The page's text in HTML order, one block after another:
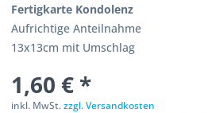
Fertigkarte Kondolenz
Aufrichtige Anteilnahme
13x13cm mit Umschlag
1,60 € *
inkl. MwSt.zzgl. Versandkosten